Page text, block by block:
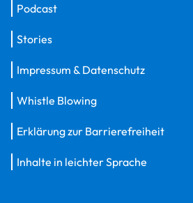
Podcast
Stories
Impressum & Datenschutz
Whistle Blowing
Erklärung zur Barrierefreiheit
Inhalte in leichter Sprache